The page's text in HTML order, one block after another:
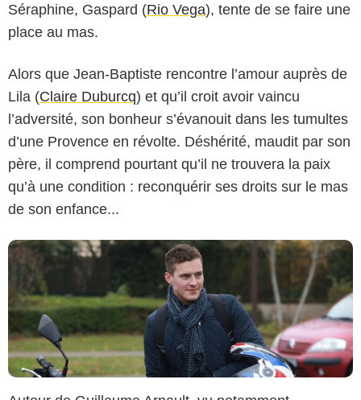
Séraphine, Gaspard (Rio Vega), tente de se faire une
place au mas.
Alors que Jean-Baptiste rencontre l’amour auprès de
Lila (Claire Duburcq) et qu’il croit avoir vaincu
l’adversité, son bonheur s’évanouit dans les tumultes
d’une Provence en révolte. Déshérité, maudit par son
père, il comprend pourtant qu’il ne trouvera la paix
qu’à une condition : reconquérir ses droits sur le mas
de son enfance...